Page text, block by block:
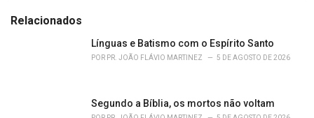
e
Relacionados
Línguas e Batismo com o Espírito Santo
POR PR. JOÃO FLÁVIO MARTINEZ 5 DE AGOSTO DE 2026
Segundo a Bíblia, os mortos não voltam